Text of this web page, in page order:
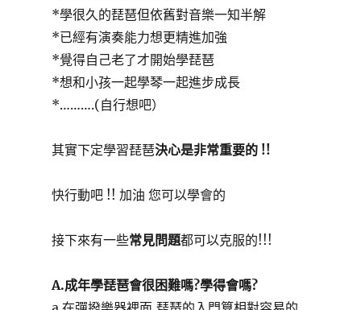
*學很久的琵琶但依舊對音樂一知半解
*已經有演奏能力想更精進加強
*覺得自己老了才開始學琵琶
*想和小孩一起學琴一起進步成長
*……….(自行想吧）
其實下定學習琵琶決心是非常重要的 !!
快行動吧 !! 加油 您可以學會的
接下來有一些常見問題都可以克服的!!!
A.成年學琵琶會很困難嗎?學得會嗎?